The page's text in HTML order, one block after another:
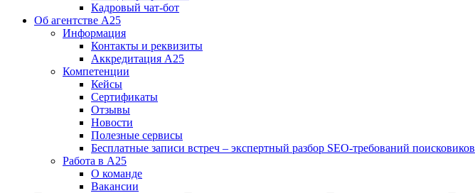
Кадровый чат-бот
Об агентстве А25
Информация
Контакты и реквизиты
Аккредитация А25
Компетенции
Кейсы
Сертификаты
Отзывы
Новости
Полезные сервисы
Бесплатные записи встреч – экспертный разбор SEO-требований поисковиков
Работа в А25
О команде
Вакансии